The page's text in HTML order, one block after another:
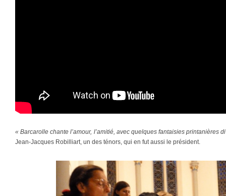
« Barcarolle chante l’amour, l’amitié, avec quelques fantaisies printanières
Jean-Jacques Robilliart, un des ténors, qui en fut aussi le président.